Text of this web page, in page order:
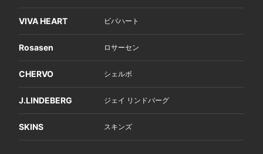
VIVA HEART ビバハート
Rosasen ロサーセン
CHERVO シェルボ
J.LINDEBERG ジェイ リンドバーグ
SKINS スキンズ